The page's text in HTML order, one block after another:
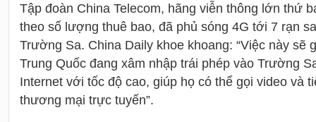
Tập đoàn China Telecom, hãng viễn thông lớn thứ
theo số lượng thuê bao, đã phủ sóng 4G tới 7 rạn
Trường Sa. China Daily khoe khoang: “Việc này sẽ
Trung Quốc đang xâm nhập trái phép vào Trường
Internet với tốc độ cao, giúp họ có thể gọi video và
thương mại trực tuyến”.